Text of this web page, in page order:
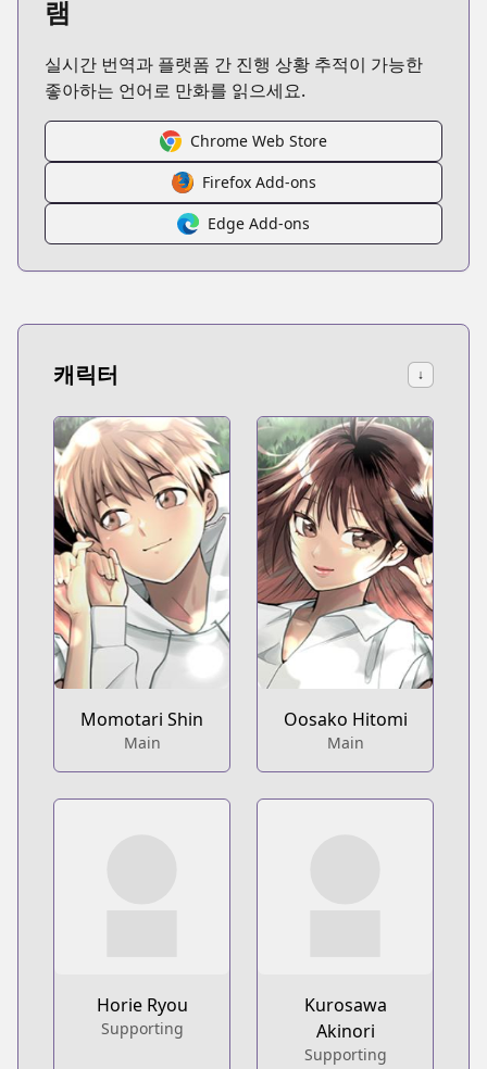
램
실시간 번역과 플랫폼 간 진행 상황 추적이 가능한
좋아하는 언어로 만화를 읽으세요.
Chrome Web Store
Firefox Add-ons
Edge Add-ons
캐릭터 ↓
Momotari Shin
Main
Oosako Hitomi
Main
Horie Ryou
Supporting
Kurosawa
Akinori
Supporting